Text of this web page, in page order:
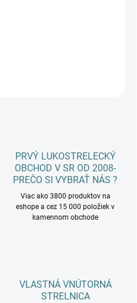
PRVÝ LUKOSTRELECKÝ
OBCHOD V SR OD 2008-
PREČO SI VYBRAŤ NÁS ?
Viac ako 3800 produktov na
eshope a cez 15 000 položiek v
kamennom obchode
VLASTNÁ VNÚTORNÁ
STRELNICA